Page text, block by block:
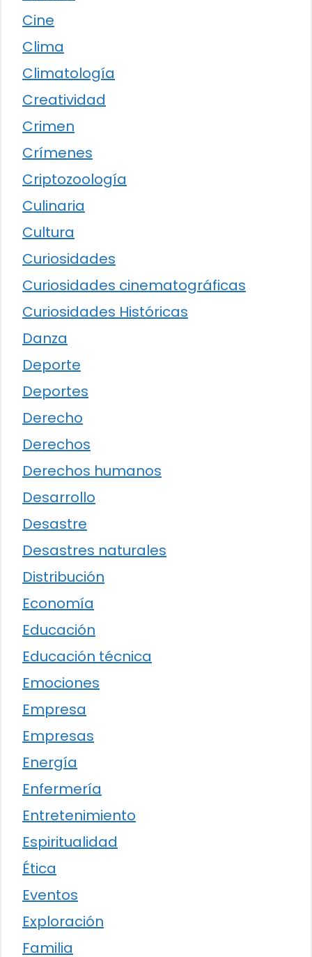
Cine
Clima
Climatología
Creatividad
Crimen
Crímenes
Criptozoología
Culinaria
Cultura
Curiosidades
Curiosidades cinematográficas
Curiosidades Históricas
Danza
Deporte
Deportes
Derecho
Derechos
Derechos humanos
Desarrollo
Desastre
Desastres naturales
Distribución
Economía
Educación
Educación técnica
Emociones
Empresa
Empresas
Energía
Enfermería
Entretenimiento
Espiritualidad
Ética
Eventos
Exploración
Familia